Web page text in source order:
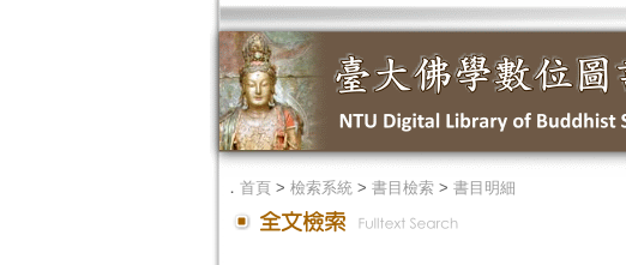
． 首頁> 檢索系統> 書目檢索> 書目明細